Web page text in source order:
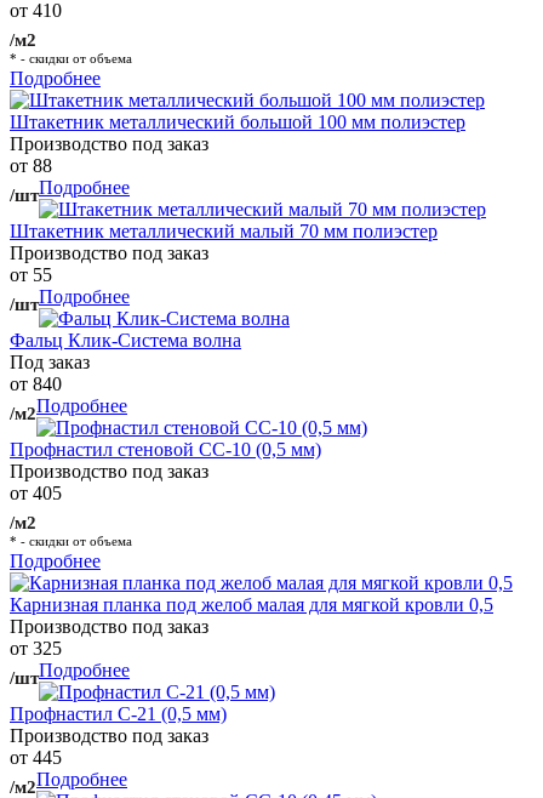
от 410
/м2
* - скидки от объема
Подробнее
Штакетник металлический большой 100 мм полиэстер
Производство под заказ
от 88
/штПодробнее
Штакетник металлический малый 70 мм полиэстер
Производство под заказ
от 55
/штПодробнее
Фальц Клик-Система волна
Под заказ
от 840
/м2Подробнее
Профнастил стеновой СС-10 (0,5 мм)
Производство под заказ
от 405
/м2
* - скидки от объема
Подробнее
Карнизная планка под желоб малая для мягкой кровли 0,5
Производство под заказ
от 325
/штПодробнее
Профнастил С-21 (0,5 мм)
Производство под заказ
от 445
/м2Подробнее